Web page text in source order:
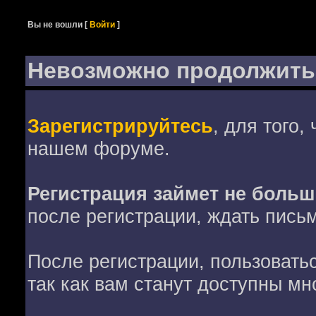
Вы не вошли [Войти ]
Невозможно продолжить
Зарегистрируйтесь, для того,
нашем форуме.
Регистрация займет не
после регистрации, ждать
После регистрации,
так как вам станут доступны